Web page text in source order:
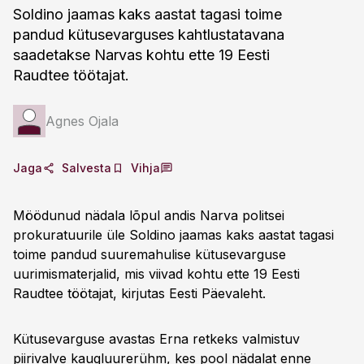
Soldino jaamas kaks aastat tagasi toime
pandud kütusevarguses kahtlustatavana
saadetakse Narvas kohtu ette 19 Eesti
Raudtee töötajat.
Agnes Ojala
Jaga Salvesta Vihja
Möödunud nädala lõpul andis Narva politsei
prokuratuurile üle Soldino jaamas kaks aastat tagasi
toime pandud suuremahulise kütusevarguse
uurimismaterjalid, mis viivad kohtu ette 19 Eesti
Raudtee töötajat, kirjutas Eesti Päevaleht.
Kütusevarguse avastas Erna retkeks valmistuv
piirivalve kaugluurerühm, kes pool nädalat enne